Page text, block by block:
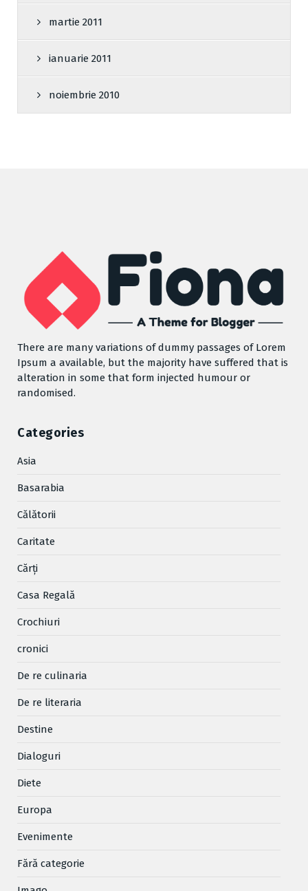
martie 2011
ianuarie 2011
noiembrie 2010
There are many variations of dummy passages of Lorem
Ipsum a available, but the majority have suffered that is
alteration in some that form injected humour or
randomised.
Categories
Asia
Basarabia
Cǎlǎtorii
Caritate
Cărţi
Casa Regală
Crochiuri
cronici
De re culinaria
De re literaria
Destine
Dialoguri
Diete
Europa
Evenimente
Fără categorie